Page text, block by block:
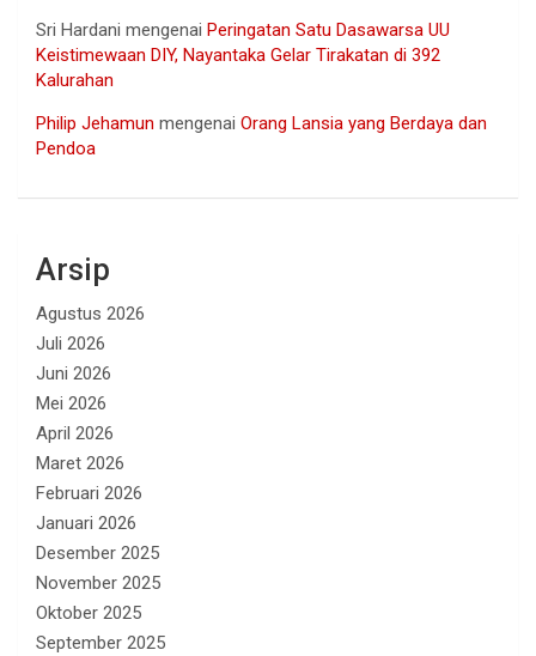
Sri Hardani mengenai Peringatan Satu Dasawarsa UU
Keistimewaan DIY, Nayantaka Gelar Tirakatan di 392
Kalurahan
Philip Jehamun mengenai Orang Lansia yang Berdaya dan
Pendoa
Arsip
Agustus 2026
Juli 2026
Juni 2026
Mei 2026
April 2026
Maret 2026
Februari 2026
Januari 2026
Desember 2025
November 2025
Oktober 2025
September 2025